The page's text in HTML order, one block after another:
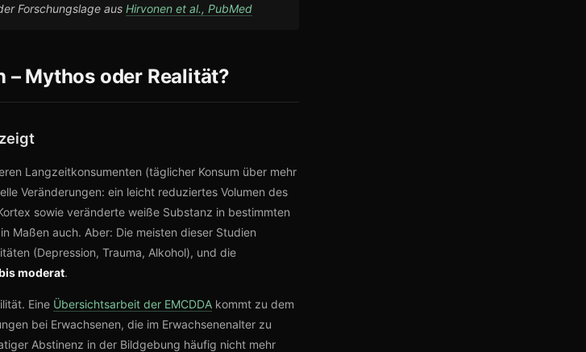
Forschungslage aus Hirvonen et al., PubMed
– Mythos oder Realität?
Langzeitkonsumenten (täglicher Konsum über mehr
Veränderungen: ein leicht reduziertes Volumen des
sowie veränderte weiße Substanz in bestimmten
Maßen auch. Aber: Die meisten dieser Studien
(Depression, Trauma, Alkohol), und die
moderat.
Eine Übersichtsarbeit der EMCDDA kommt zu dem
bei Erwachsenen, die im Erwachsenenalter zu
Abstinenz in der Bildgebung häufig nicht mehr